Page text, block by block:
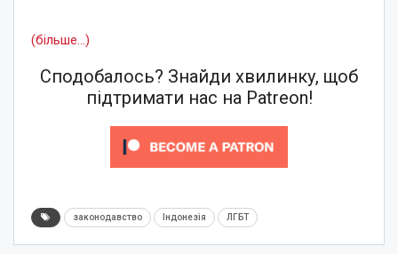
(більше…)
Сподобалось? Знайди хвилинку, щоб
підтримати нас на Patreon!
законодавство Індонезія ЛГБТ